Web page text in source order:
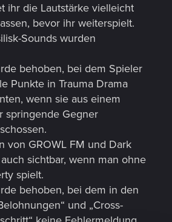
ihr die Lautstärke vielleicht
bevor ihr weiterspielt.
Sounds wurden
behoben, bei dem Spieler
Punkte in Trauma Drama
wenn sie aus einem
springende Gegner
von GROWL FM und Dark
sichtbar, wenn man ohne
spielt.
behoben, bei dem in den
und „Cross-